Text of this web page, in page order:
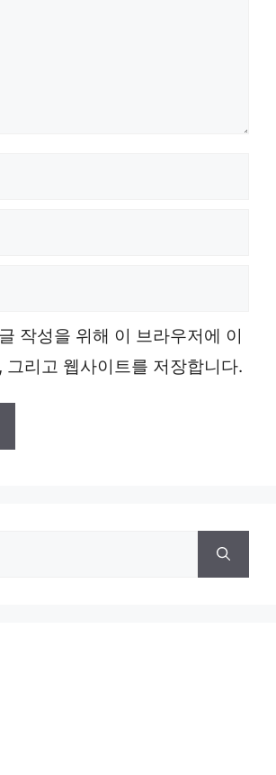
작성을 위해 이 브라우저에 이
그리고 웹사이트를 저장합니다.